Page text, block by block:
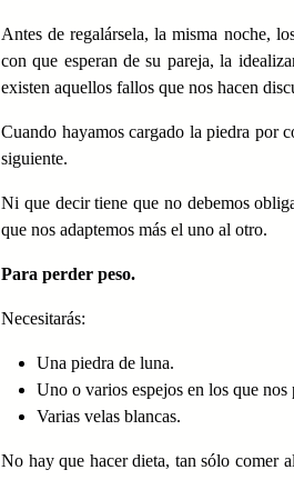
Antes de regalársela, la misma noche,
con que esperan de su pareja, la
existen aquellos fallos que nos hacen
Cuando hayamos cargado la piedra por
siguiente.
Ni que decir tiene que no debemos
que nos adaptemos más el uno al otro.
Para perder peso.
Necesitarás:
Una piedra de luna.
Uno o varios espejos en los que
Varias velas blancas.
No hay que hacer dieta, tan sólo comer